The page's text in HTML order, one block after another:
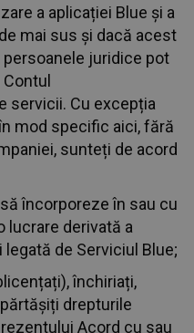
a aplicației Blue și a
mai sus și dacă acest
juridice pot
servicii. Cu excepția
mod specific aici, fără
sunteți de acord
încorporeze în sau cu
lucrare derivată a
de Serviciul Blue;
închiriați,
drepturile
Acord cu sau